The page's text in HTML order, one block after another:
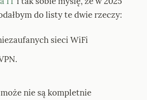
do listy te dwie rzeczy:
sieci WiFi
nie są kompletnie